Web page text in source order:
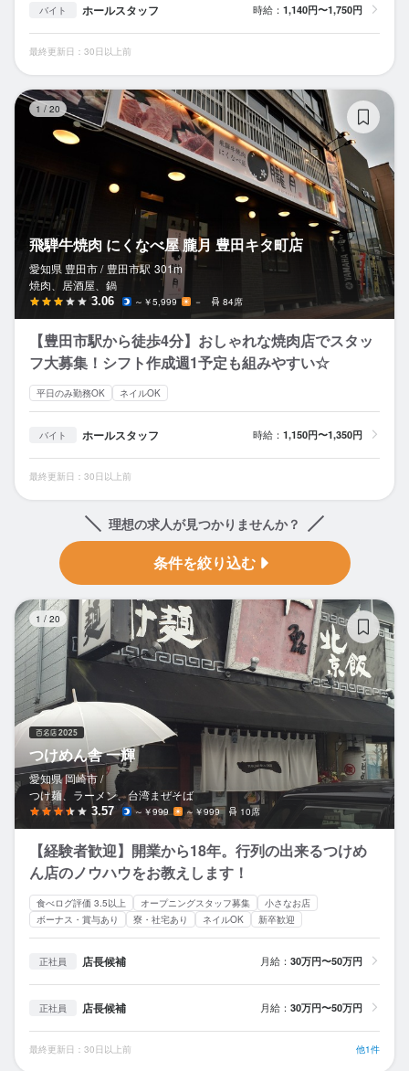
バイト ホールスタッフ 時給： 1,140円〜1,750円
最終更新日：30日以上前
1 / 20
飛騨牛焼肉 にくなべ屋 朧月 豊田キタ町店
愛知県 豊田市 / 豊田市駅 301m
焼肉、居酒屋、鍋
3.06 ～￥5,999 － 84席
【豊田市駅から徒歩4分】おしゃれな焼肉店でスタッ
フ大募集！シフト作成週1予定も組みやすい☆
平日のみ勤務OK ネイルOK
バイト ホールスタッフ 時給： 1,150円〜1,350円
最終更新日：30日以上前
理想の求人が見つかりませんか？
条件を絞り込む
1 / 20
つけめん舎 一輝
愛知県 岡崎市 /
つけ麺、ラーメン、台湾まぜそば
3.57 ～￥999 ～￥999 10席
【経験者歓迎】開業から18年。行列の出来るつけめ
ん店のノウハウをお教えします！
食べログ評価 3.5以上 オープニングスタッフ募集
小さなお店
ボーナス・賞与あり
寮・社宅あり ネイルOK 新卒歓迎
正社員 店長候補 月給： 30万円〜50万円
正社員 店長候補 月給： 30万円〜50万円
最終更新日：30日以上前 他1件